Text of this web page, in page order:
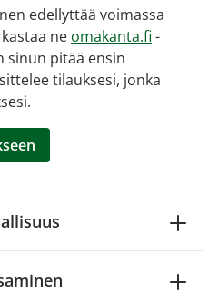
edellyttää voimassa
ne omakanta.fi -
sinun pitää ensin
tilauksesi, jonka